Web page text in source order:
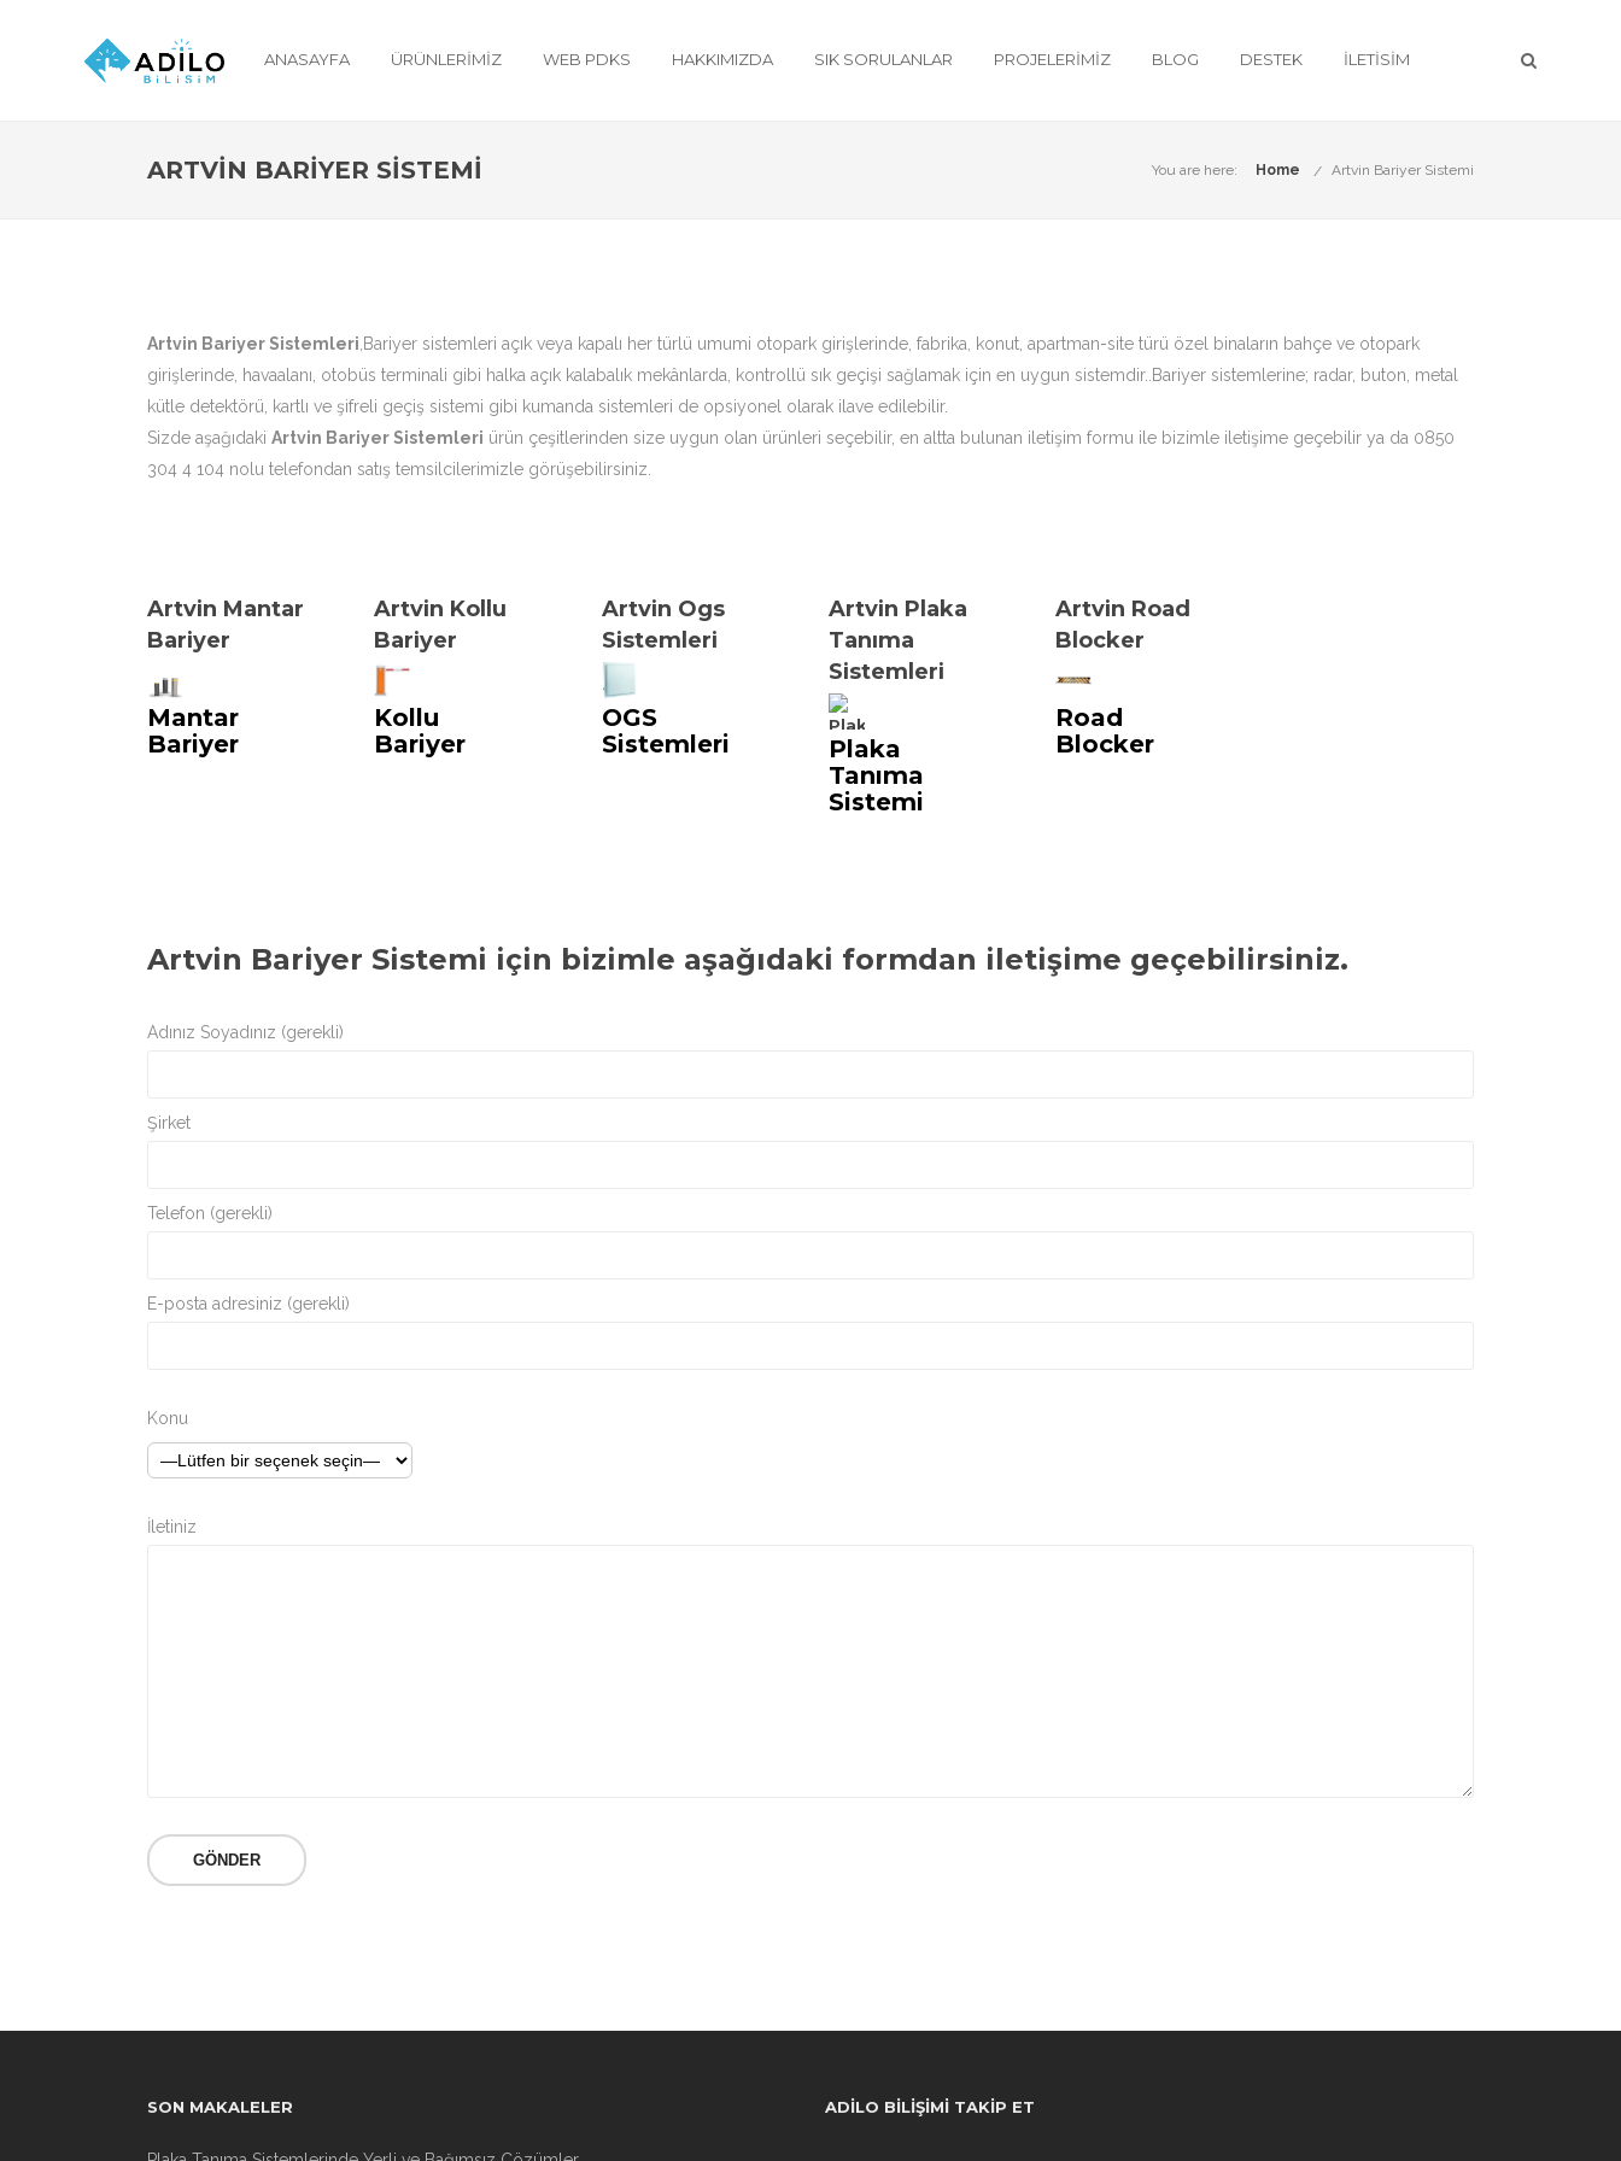
ANASAYFA ÜRÜNLERIMIZ WEB PDKS HAKKIMIZDA SIK SORULANLAR PROJELERIMIZ BLOG DESTEK İLETISIM
ARTVIN BARIYER SISTEMI You are here: Home Artvin Bariyer Sistemi
Artvin Bariyer Sistemleri ,Bariyer sistemleri açık veya kapalı her türlü umumi otopark girişlerinde, fabrika, konut, apartman-site türü özel binaların bahçe ve otopark
girişlerinde, havaalanı, otobüs terminali gibi halka açık kalabalık mekânlarda, kontrollü sık geçişi sağlamak için en uygun sistemdir..Bariyer sistemlerine; radar, buton, metal
kütle detektörü, kartlı ve şifreli geçiş sistemi gibi kumanda sistemleri de opsiyonel olarak ilave edilebilir.
Sizde aşağıdaki Artvin Bariyer Sistemleri ürün çeşitlerinden size uygun olan ürünleri seçebilir, en altta bulunan iletişim formu ile bizimle iletişime geçebilir ya da 0850
304 4 104 nolu telefondan satış temsilcilerimizle görüşebilirsiniz.
Artvin Mantar
Bariyer
Mantar
Bariyer
Artvin Kollu
Bariyer
Kollu
Bariyer
Artvin Ogs
Sistemleri
OGS
Sistemleri
Artvin Plaka
Tanıma
Sistemleri
Plaka
Tanıma
Sistemi
Artvin Road
Blocker
Road
Blocker
Artvin Bariyer Sistemi için bizimle aşağıdaki formdan iletişime geçebilirsiniz.
Adınız Soyadınız (gerekli)
Şirket
Telefon (gerekli)
E-posta adresiniz (gerekli)
Konu
İletiniz
SON MAKALELER ADILO BILIŞIMI TAKIP ET